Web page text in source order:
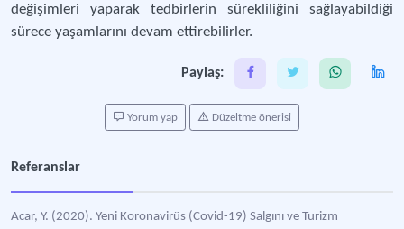
değişimleri yaparak tedbirlerin sürekliliğini sağlayabildiği
sürece yaşamlarını devam ettirebilirler.
Paylaş:
Yorum yap Düzeltme önerisi
Referanslar
Acar, Y. (2020). Yeni Koronavirüs (Covid-19) Salgını ve Turizm